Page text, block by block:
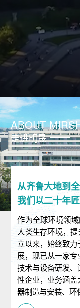
ABOUT
走进明晟
从齐鲁大地到
我们以二十年
作为全球环境领
人类生存环境，
立以来，始终致
展，现已从一家
技术与设备研发
性企业，业务涵
器制造与安装、环